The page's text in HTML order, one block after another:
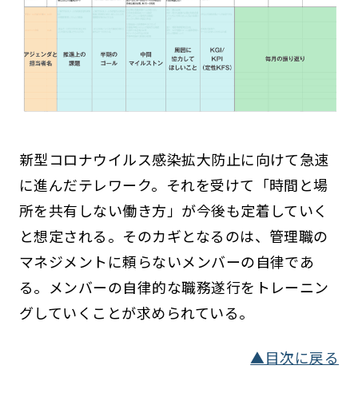
新型コロナウイルス感染拡大防止に向けて急速
に進んだテレワーク。それを受けて「時間と場
所を共有しない働き方」が今後も定着していく
と想定される。そのカギとなるのは、管理職の
マネジメントに頼らないメンバーの自律であ
る。メンバーの自律的な職務遂行をトレーニン
グしていくことが求められている。
▲目次に戻る